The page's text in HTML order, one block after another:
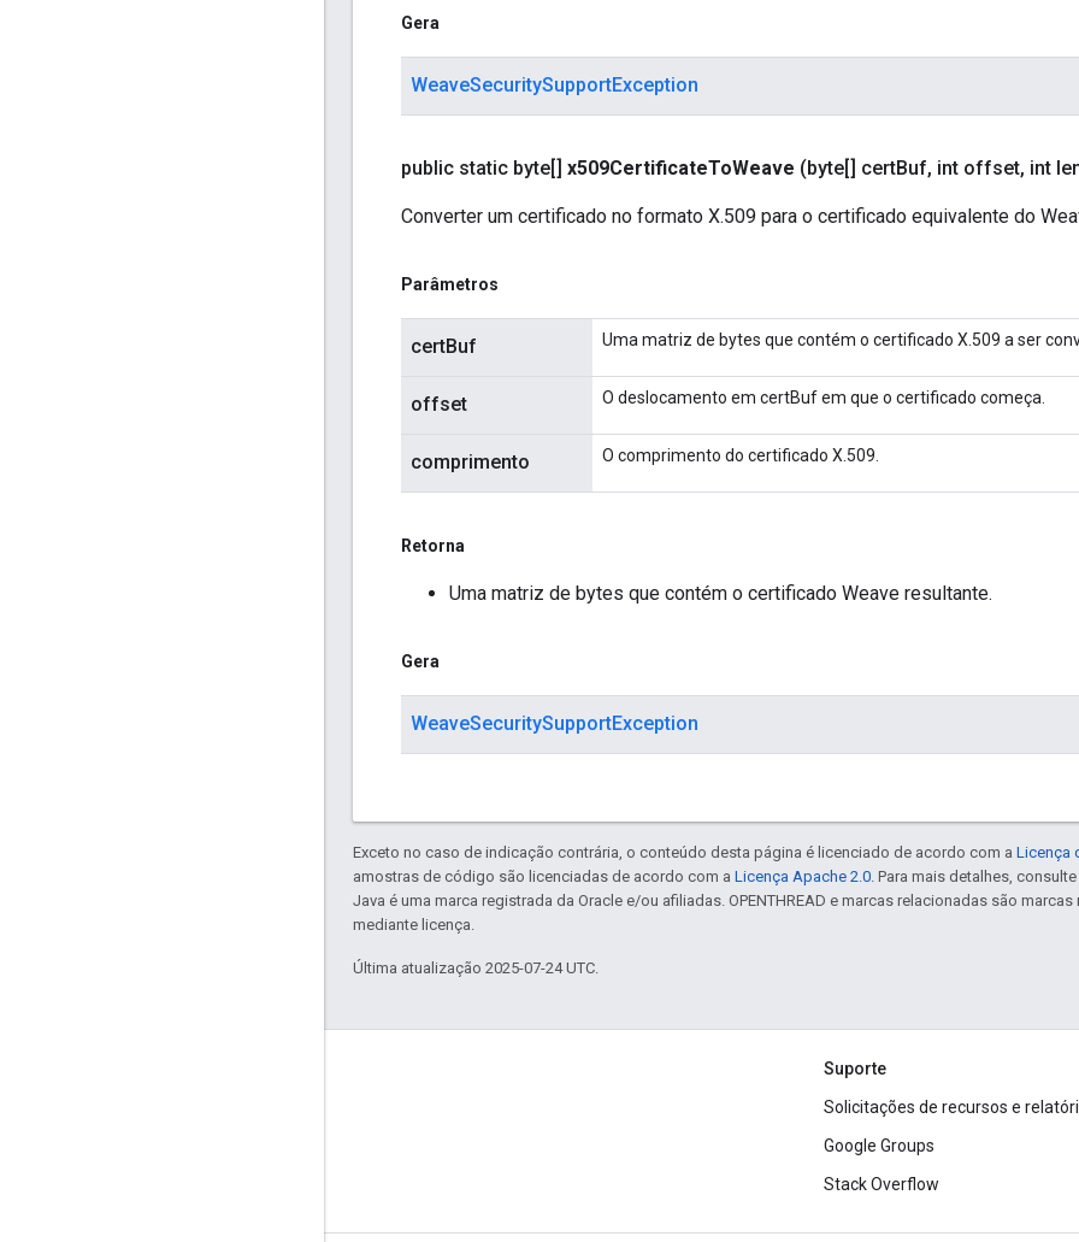
Gera
WeaveSecuritySupportException
public static byte[] x509CertificateToWeave (byte[] certBuf, int offset, int
Converter um certificado no formato X.509 para o certificado equivalente do
Parâmetros
certBuf Uma matriz de bytes que contém o certificado X.509 a ser
offset O deslocamento em certBuf em que o certificado começa.
comprimento O comprimento do certificado X.509.
Retorna
Uma matriz de bytes que contém o certificado Weave resultante.
Gera
WeaveSecuritySupportException
Exceto no caso de indicação contrária, o conteúdo desta página é licenciado de acordo com a Licença
amostras de código são licenciadas de acordo com a Licença Apache 2.0. Para mais detalhes,
Java é uma marca registrada da Oracle e/ou afiliadas. OPENTHREAD e marcas relacionadas são
mediante licença.
Última atualização 2025-07-24 UTC.
Suporte
Solicitações de recursos e
Google Groups
Stack Overflow